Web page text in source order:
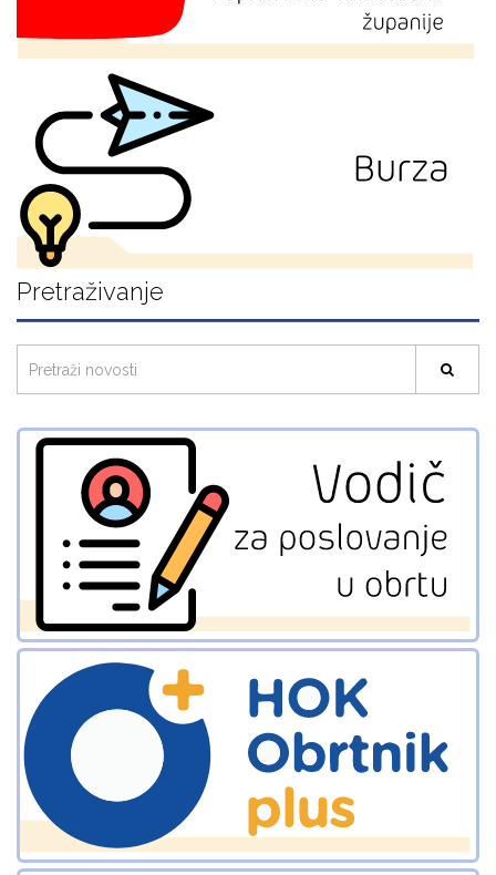
Pretraživanje